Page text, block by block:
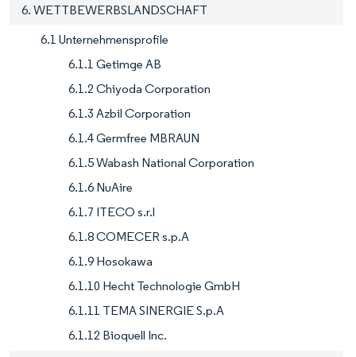
6. WETTBEWERBSLANDSCHAFT
6.1 Unternehmensprofile
6.1.1 Getimge AB
6.1.2 Chiyoda Corporation
6.1.3 Azbil Corporation
6.1.4 Germfree MBRAUN
6.1.5 Wabash National Corporation
6.1.6 NuAire
6.1.7 ITECO s.r.l
6.1.8 COMECER s.p.A
6.1.9 Hosokawa
6.1.10 Hecht Technologie GmbH
6.1.11 TEMA SINERGIE S.p.A
6.1.12 Bioquell Inc.